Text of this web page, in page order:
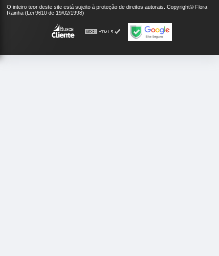
O inteiro teor deste site está sujeito à proteção de direitos autorais. Copyright© Flora
Rainha (Lei 9610 de 19/02/1998)